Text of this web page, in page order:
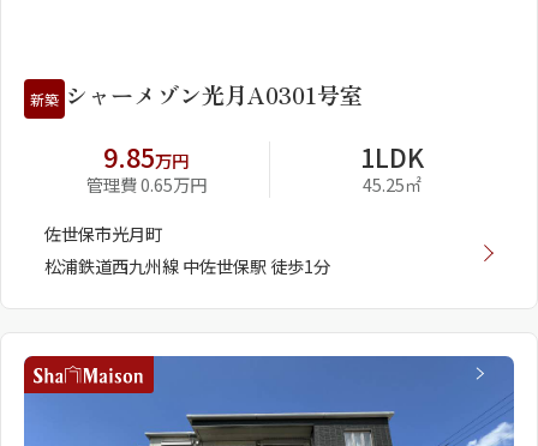
新築 シャーメゾン光月A0301号室
9.85万円
管理費 0.65万円
1LDK
45.25㎡
佐世保市光月町
松浦鉄道西九州線 中佐世保駅 徒歩1分